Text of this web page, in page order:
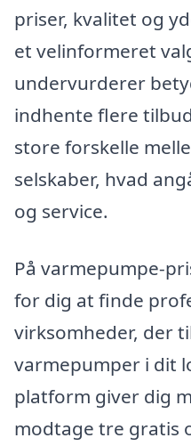
priser, kvalitet og
et velinformeret
undervurderer
indhente flere
store forskelle
selskaber, hvad
og service.
På varmepumpe-
for dig at finde
virksomheder, der
varmepumper i dit
platform giver dig
modtage tre gratis